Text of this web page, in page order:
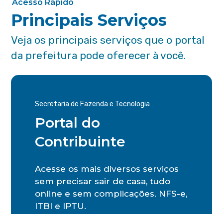
Acesso Rápido
Principais Serviços
Veja os principais serviços que o portal
da prefeitura pode oferecer à você.
Secretaria de Fazenda e Tecnologia
Portal do
Contribuinte
Acesse os mais diversos serviços
sem precisar sair de casa, tudo
online e sem complicações. NFS-e,
ITBI e IPTU.